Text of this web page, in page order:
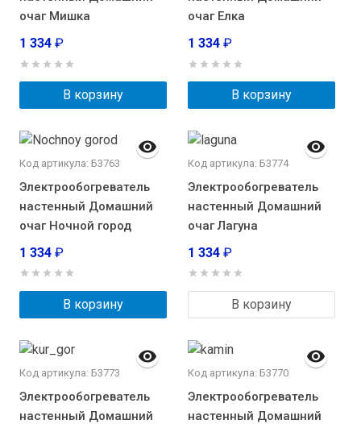
очаг Мишка
1 334 ₽
В корзину
очаг Елка
1 334 ₽
В корзину
Код артикула: Б3763
Электрообогреватель
настенный Домашний
очаг Ночной город
1 334 ₽
В корзину
Код артикула: Б3774
Электрообогреватель
настенный Домашний
очаг Лагуна
1 334 ₽
В корзину
Код артикула: Б3773
Электрообогреватель
настенный Домашний
Код артикула: Б3770
Электрообогреватель
настенный Домашний